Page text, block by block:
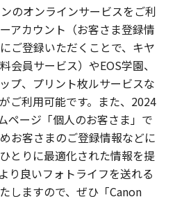
のオンラインサービスをご利
アカウント（お客さま登録情
ご登録いただくことで、キヤ
会員サービス）やEOS学園、
プ、プリント枚ルサービスな
ご利用可能です。また、2024
ページ「個人のお客さま」で
お客さまのご登録情報などに
とりに最適化された情報を提
り良いフォトライフを送れる
しますので、ぜひ「Canon